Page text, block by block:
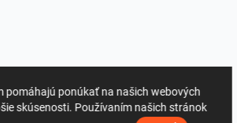
pomáhajú ponúkať na našich webových
skúsenosti. Používaním našich stránok